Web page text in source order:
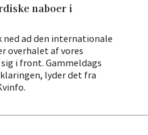
naboer i
ad den internationale
overhalet af vores
i front. Gammeldags
lyder det fra